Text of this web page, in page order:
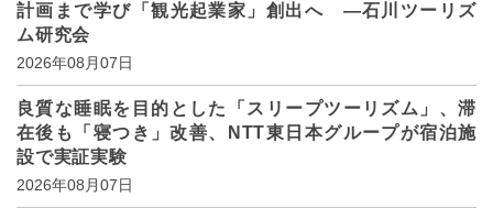
計画まで学び「観光起業家」創出へ ―石川ツーリズ
ム研究会
2026年08月07日
良質な睡眠を目的とした「スリープツーリズム」、滞
在後も「寝つき」改善、NTT東日本グループが宿泊施
設で実証実験
2026年08月07日